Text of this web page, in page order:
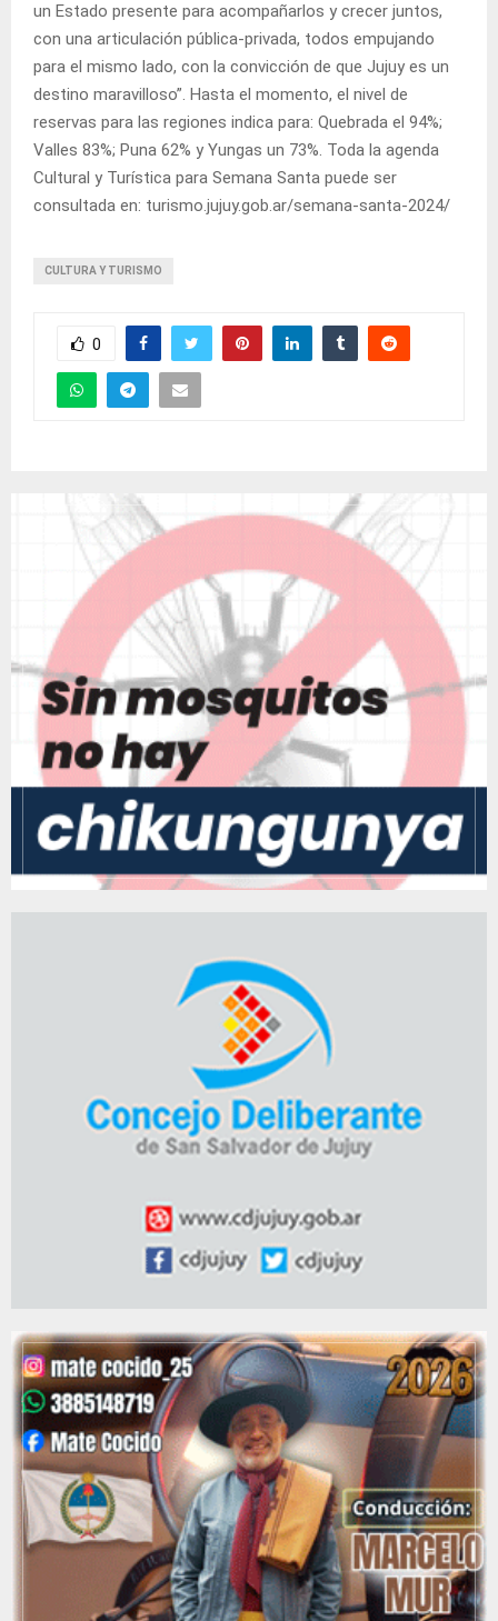
un Estado presente para acompañarlos y crecer juntos,
con una articulación pública-privada, todos empujando
para el mismo lado, con la convicción de que Jujuy es un
destino maravilloso”. Hasta el momento, el nivel de
reservas para las regiones indica para: Quebrada el 94%;
Valles 83%; Puna 62% y Yungas un 73%. Toda la agenda
Cultural y Turística para Semana Santa puede ser
consultada en: turismo.jujuy.gob.ar/semana-santa-2024/
CULTURA Y TURISMO
0